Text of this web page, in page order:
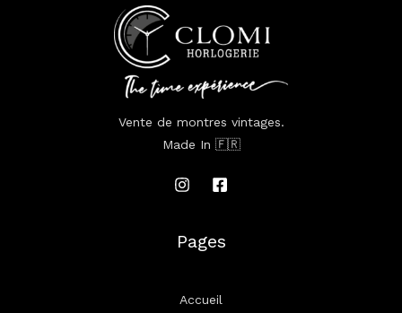
Vente de montres vintages.
Made In 🇫🇷
Pages
Accueil